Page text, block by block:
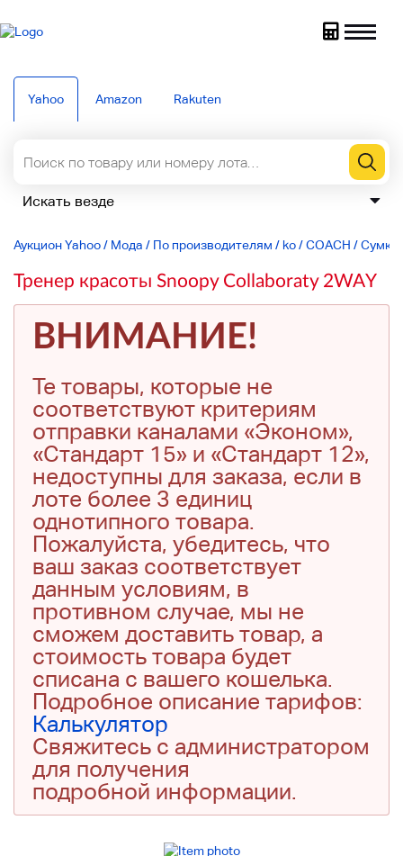
Yahoo Amazon Rakuten
Аукцион Yahoo/ Мода / По производителям / ko/COACH /Сумки
Тренер красоты Snoopy Collaboraty 2WAY
ВНИМАНИЕ!
Те товары, которые не
соответствуют критериям
отправки каналами «Эконом»,
«Стандарт 15» и «Стандарт 12»,
недоступны для заказа, если в
лоте более 3 единиц
однотипного товара.
Пожалуйста, убедитесь, что
ваш заказ соответствует
данным условиям, в
противном случае, мы не
сможем доставить товар, а
стоимость товара будет
списана с вашего кошелька.
Подробное описание тарифов:
Калькулятор
Свяжитесь с администратором
для получения
подробной информации.